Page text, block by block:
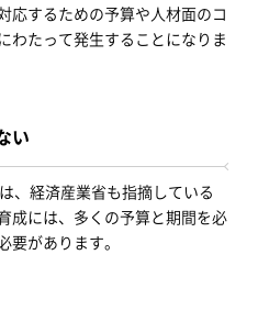
応するための予算や人材面のコ
わたって発生することになりま
い
、経済産業省も指摘している
成には、多くの予算と期間を必
があります。